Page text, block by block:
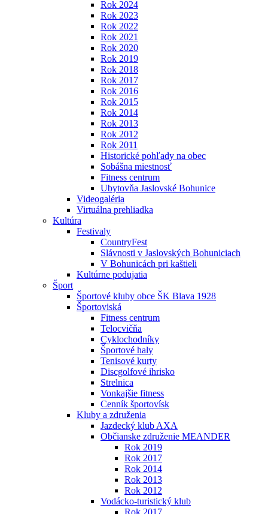
Rok 2024
Rok 2023
Rok 2022
Rok 2021
Rok 2020
Rok 2019
Rok 2018
Rok 2017
Rok 2016
Rok 2015
Rok 2014
Rok 2013
Rok 2012
Rok 2011
Historické pohľady na obec
Sobášna miestnosť
Fitness centrum
Ubytovňa Jaslovské Bohunice
Videogaléria
Virtuálna prehliadka
Kultúra
Festivaly
CountryFest
Slávnosti v Jaslovských Bohuniciach
V Bohunicách pri kaštieli
Kultúrne podujatia
Šport
Športové kluby obce ŠK Blava 1928
Športoviská
Fitness centrum
Telocvičňa
Cyklochodníky
Športové haly
Tenisové kurty
Discgolfové ihrisko
Strelnica
Vonkajšie fitness
Cenník športovísk
Kluby a združenia
Jazdecký klub AXA
Občianske združenie MEANDER
Rok 2019
Rok 2017
Rok 2014
Rok 2013
Rok 2012
Vodácko-turistický klub
Rok 2017